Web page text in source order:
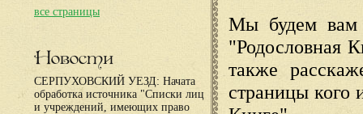
все страницы
Новости
СЕРПУХОВСКИЙ УЕЗД: Начата
обработка источника "Списки лиц
и учреждений, имеющих право
Мы будем вам
"Родословная
также
страницы кого